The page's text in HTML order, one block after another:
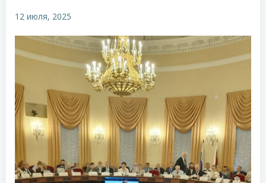
12 июля, 2025